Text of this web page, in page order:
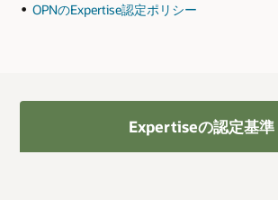
OPNのExpertise認定ポリシー
Expertiseの認定基準